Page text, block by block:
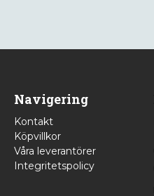
Navigering
Kontakt
Köpvillkor
Våra leverantörer
Integritetspolicy